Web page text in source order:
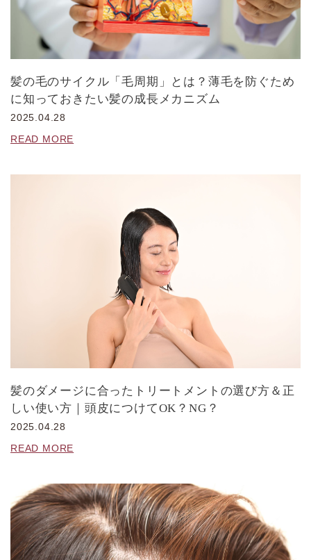
髪の毛のサイクル「毛周期」とは？薄毛を防ぐため
に知っておきたい髪の成長メカニズム
2025.04.28
READ MORE
髪のダメージに合ったトリートメントの選び方＆正
しい使い方｜頭皮につけてOK？NG？
2025.04.28
READ MORE